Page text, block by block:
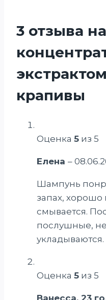
3 отзыва на
крапивы
Оценка 5 из 5
Елена –
Шампунь
запах, хорошо
смывается.
послушные,
укладываются.
Оценка 5 из 5
Ванесса, 23